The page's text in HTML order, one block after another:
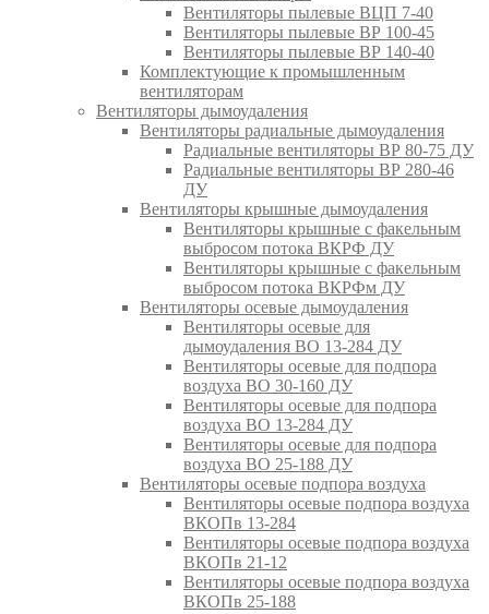
Вентиляторы пылевые ВЦП 7-40
Вентиляторы пылевые ВР 100-45
Вентиляторы пылевые ВР 140-40
Комплектующие к промышленным
вентиляторам
Вентиляторы дымоудаления
Вентиляторы радиальные дымоудаления
Радиальные вентиляторы ВР 80-75 ДУ
Радиальные вентиляторы ВР 280-46
ДУ
Вентиляторы крышные дымоудаления
Вентиляторы крышные с факельным
выбросом потока ВКРФ ДУ
Вентиляторы крышные с факельным
выбросом потока ВКРФм ДУ
Вентиляторы осевые дымоудаления
Вентиляторы осевые для
дымоудаления ВО 13-284 ДУ
Вентиляторы осевые для подпора
воздуха ВО 30-160 ДУ
Вентиляторы осевые для подпора
воздуха ВО 13-284 ДУ
Вентиляторы осевые для подпора
воздуха ВО 25-188 ДУ
Вентиляторы осевые подпора воздуха
Вентиляторы осевые подпора воздуха
ВКОПв 13-284
Вентиляторы осевые подпора воздуха
ВКОПв 21-12
Вентиляторы осевые подпора воздуха
ВКОПв 25-188